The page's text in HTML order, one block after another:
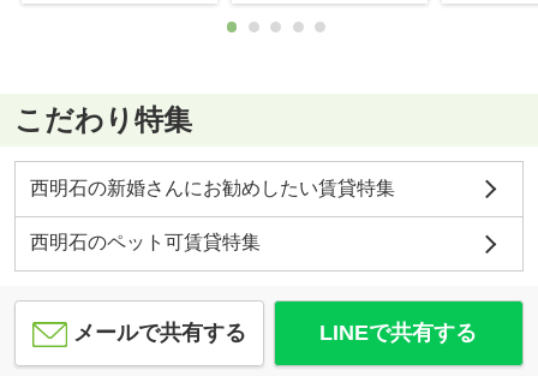
こだわり特集
西明石の新婚さんにお勧めしたい賃貸特集
西明石のペット可賃貸特集
メールで共有する LINEで共有する